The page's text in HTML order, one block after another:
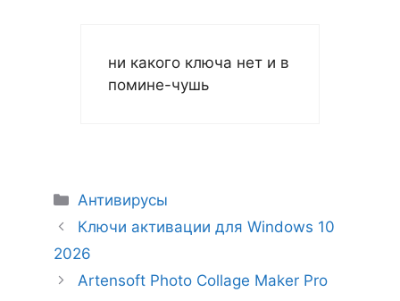
ни какого ключа нет и в
помине-чушь
Рубрики
Антивирусы
Ключи активации для Windows 10
2026
Artensoft Photo Collage Maker Pro